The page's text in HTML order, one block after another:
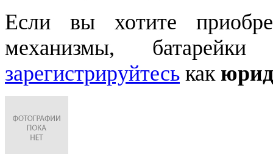
Если вы хотите
механизмы,
зарегистрируйтесь как